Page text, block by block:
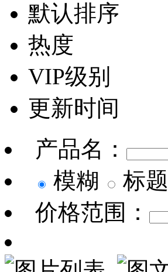
默认排序
热度
VIP级别
更新时间
产品名：
模糊
标题
价格范围：